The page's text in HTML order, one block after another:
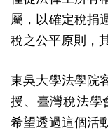
屬，以確定稅捐
稅之公平原則，
東吳大學法學院
授、臺灣稅法學
希望透過這個活